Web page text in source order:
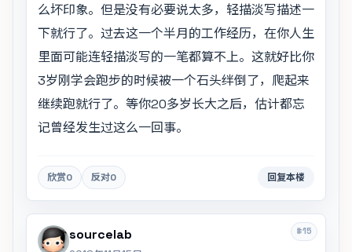
么坏印象。但是没有必要说太多，轻描淡写描述一
下就行了。过去这一个半月的工作经历，在你人生
里面可能连轻描淡写的一笔都算不上。这就好比你
3岁刚学会跑步的时候被一个石头绊倒了，爬起来
继续跑就行了。等你20多岁长大之后，估计都忘
记曾经发生过这么一回事。
欣赏0 反对0 回复本楼
#15
sourcelab